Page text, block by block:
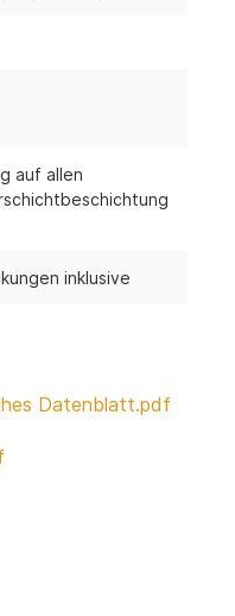
auf allen
inklusive
Datenblatt.pdf